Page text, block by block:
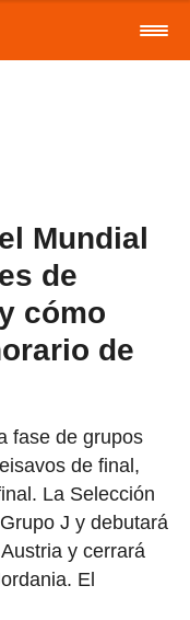
Mundial
de
cómo
de
fase de grupos
de final,
La Selección
J y debutará
y cerrará
El